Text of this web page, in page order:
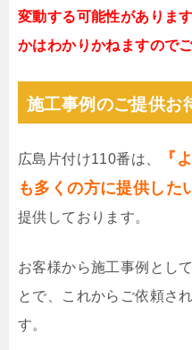
変動する可能性がありま
かはわかりかねますので
施工事例のご提供お
広島片付け110番は、
『
も多くの方に提供した
提供しております。
お客様から施工事例とし
とで、これからご依頼さ
す。